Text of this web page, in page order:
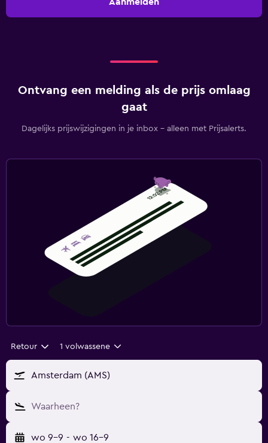
Ontvang een melding als de prijs omlaag
gaat
Dagelijks prijswijzigingen in je inbox - alleen met Prijsalerts.
Retour 1 volwassene
Amsterdam (AMS)
Waarheen?
wo 9-9 - wo 16-9